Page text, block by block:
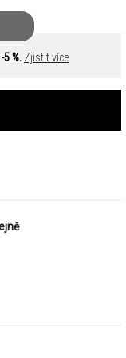
5 %. Zjistit více